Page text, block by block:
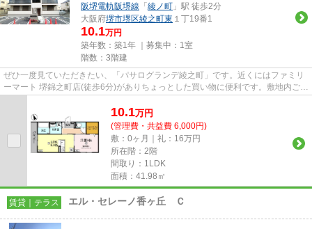
阪堺電軌阪堺線 「 綾ノ町 」駅 徒歩2分
大阪府堺市堺区綾之町東 １丁19番1
10.1万円
築年数：築1年 ｜募集中： 1室
階数：3階建
ぜひ一度見ていただきたい、「パサログランデ綾之町」です。近くにはファミリ
ーマート 堺錦之町店(徒歩6分)がありちょっとした買い物に便利です。敷地内ごみ
10.1万円
(管理費・共益費 6,000円)
敷：0ヶ月｜礼：16万円
所在階：2階
間取り：1LDK
面積：41.98㎡
賃貸｜テラス エル・セレーノ香ヶ丘 Ｃ